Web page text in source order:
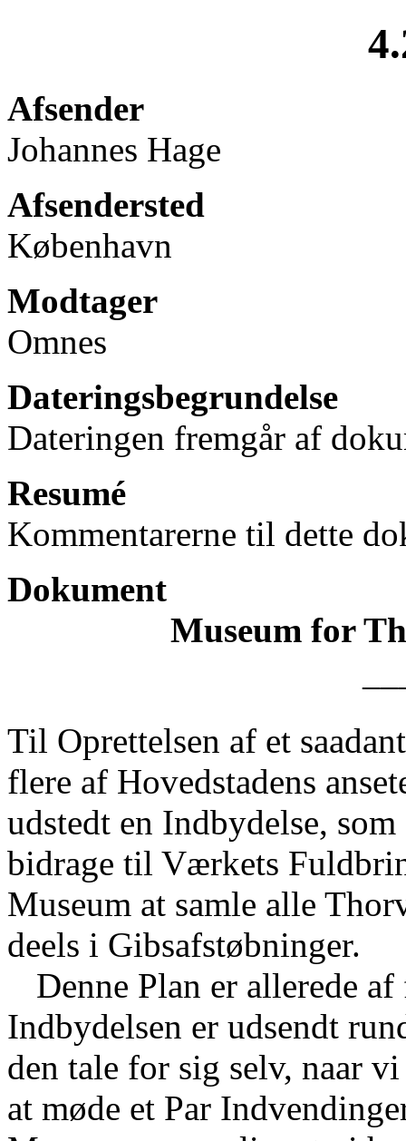
Afsender
Johannes Hage
Afsendersted
København
Modtager
Omnes
Dateringsbegrundelse
Dateringen fremgår af
Resumé
Kommentarerne til dette
Dokument
Museum for
Til Oprettelsen af et
flere af Hovedstadens
udstedt en Indbydelse,
bidrage til Værkets
Museum at samle alle
deels i Gibsafstøbninger.
Denne Plan er allerede
Indbydelsen er udsendt
den tale for sig selv, naar
at møde et Par